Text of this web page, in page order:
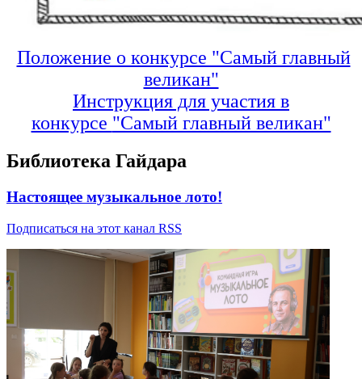
Положение о конкурсе "Самый главный
великан"
Инструкция для участия в
конкурсе "Самый главный великан"
Библиотека Гайдара
Настоящее музыкальное лото!
Подписаться на этот канал RSS